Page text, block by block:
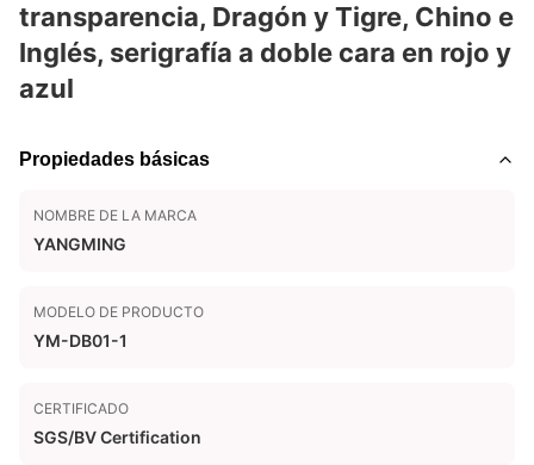
transparencia, Dragón y Tigre, Chino e
Inglés, serigrafía a doble cara en rojo y
azul
Propiedades básicas
NOMBRE DE LA MARCA
YANGMING
MODELO DE PRODUCTO
YM-DB01-1
CERTIFICADO
SGS/BV Certification